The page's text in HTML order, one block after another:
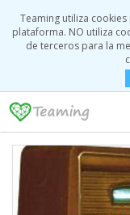
Teaming utiliza
plataforma. NO utiliza
de terceros para la